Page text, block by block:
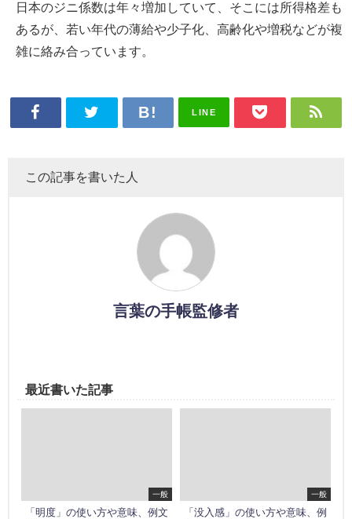
日本のジニ係数は年々増加していて、そこには所得格差も
あるが、若い年代の薄給や少子化、高齢化や増税などが複
雑に絡み合っています。
LINE
この記事を書いた人
言葉の手帳監修者
最近書いた記事
一般
「明度」の使い方や意味、例文
一般
「没入感」の使い方や意味、例